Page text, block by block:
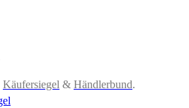
Käufersiegel & Händlerbund.